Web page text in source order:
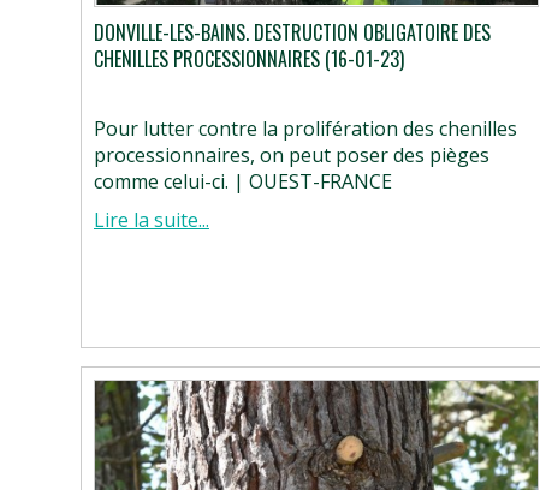
DONVILLE-LES-BAINS. DESTRUCTION OBLIGATOIRE DES
CHENILLES PROCESSIONNAIRES (16-01-23)
Pour lutter contre la prolifération des chenilles
processionnaires, on peut poser des pièges
comme celui-ci. | OUEST-FRANCE
Lire la suite...